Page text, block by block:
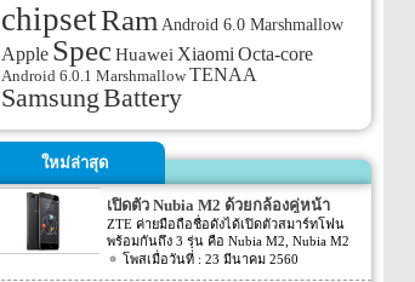
chipsetRam Android 6.0 Marshmallow
Apple SpecHuawei Xiaomi Octa-core
Android 6.0.1 Marshmallow TENAA
SamsungBattery
ใหม่ล่าสุด
เปิดตัว Nubia M2 ด้วยกล้องคู่หน้า
ZTE ค่ายมือถือชื่อดังได้เปิดตัวสมาร์ทโฟน
พร้อมกันถึง 3 รุ่น คือ Nubia M2, Nubia M2
Lite และ Nubia N2 ซึ่งแต่ละรุ่นก็มีความน่า
23 มีนาคม 2560